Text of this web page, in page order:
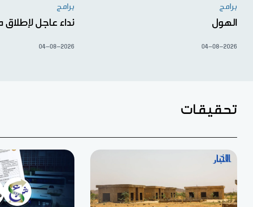
برامج
الهول
04-08-2026
برامج
نداء عاجل لإطلاق
04-08-2026
تحقيقات